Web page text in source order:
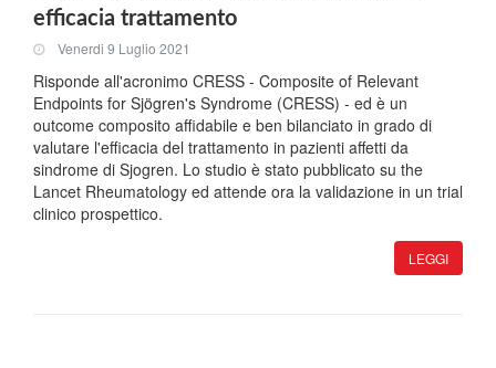
efficacia trattamento
Venerdi 9 Luglio 2021
Risponde all'acronimo CRESS - Composite of Relevant
Endpoints for Sjögren's Syndrome (CRESS) - ed è un
outcome composito affidabile e ben bilanciato in grado di
valutare l'efficacia del trattamento in pazienti affetti da
sindrome di Sjogren. Lo studio è stato pubblicato su the
Lancet Rheumatology ed attende ora la validazione in un trial
clinico prospettico.
LEGGI